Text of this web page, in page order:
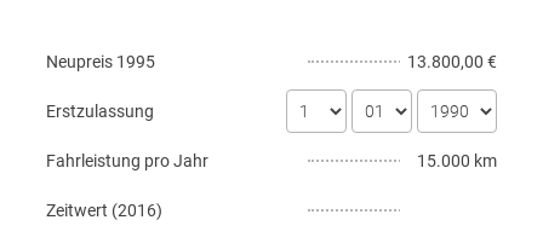
Neupreis 1995 13.800,00 €
Erstzulassung
Fahrleistung pro Jahr 15.000 km
Zeitwert (2016)